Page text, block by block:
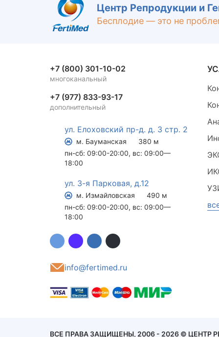
Центр Репродукции и
Бесплодие — это не
+7 (800) 301-10-02
многоканальный
+7 (977) 833-93-17
дополнительный
ул. Елоховский пр-д. д. 3 стр. 2
м. Бауманская
380 м
пн-сб: 09:00-20:00, вс: 09:00—
18:00
ул. 3-я Парковая, д.12
м. Измайловская
490 м
пн-сб: 09:00-20:00, вс: 09:00—
18:00
info@fertimed.ru
ВСЕ ПРАВА ЗАЩИЩЕНЫ, 2006 - 2026 © ЦЕНТР